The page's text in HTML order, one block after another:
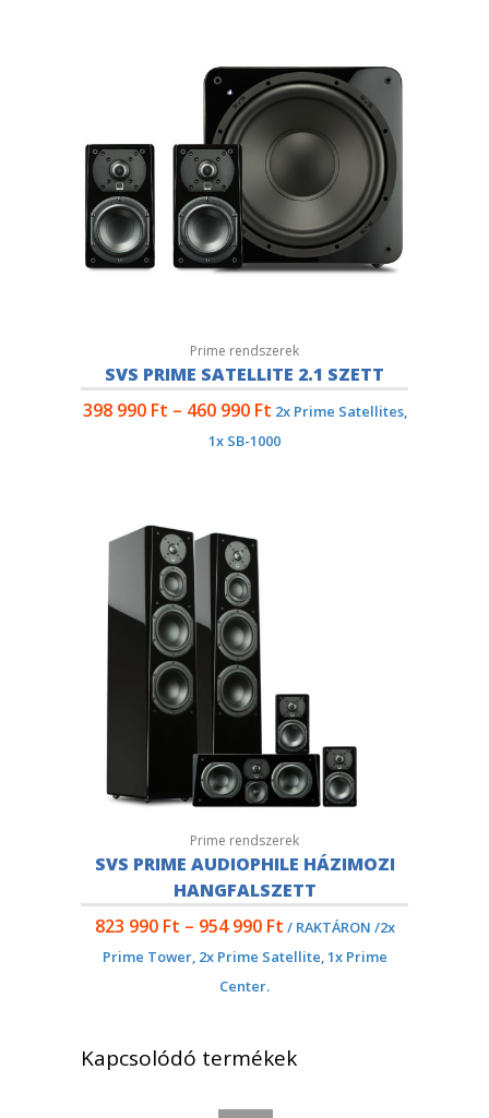
Prime rendszerek
SVS PRIME SATELLITE 2.1 SZETT
398 990 Ft – 460 990 Ft 2x Prime Satellites,
1x SB-1000
Prime rendszerek
SVS PRIME AUDIOPHILE HÁZIMOZI
HANGFALSZETT
823 990 Ft – 954 990 Ft / RAKTÁRON /2x
Prime Tower, 2x Prime Satellite, 1x Prime
Center.
Kapcsolódó termékek